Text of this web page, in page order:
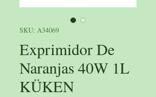
SKU: A34069
Exprimidor De
Naranjas 40W 1L
KÜKEN